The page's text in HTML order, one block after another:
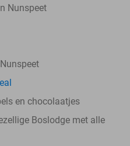
Nunspeet
en chocolaatjes
Boslodge met alle